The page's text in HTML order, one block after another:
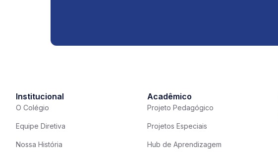
Institucional
O Colégio
Equipe Diretiva
Nossa História
Acadêmico
Projeto Pedagógico
Projetos Especiais
Hub de Aprendizagem